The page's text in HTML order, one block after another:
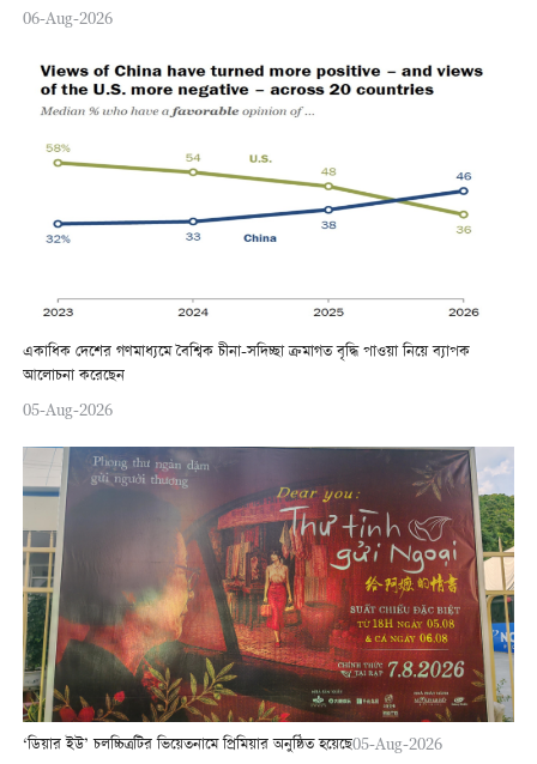
06-Aug-2026
একাধিক দেশের গণমাধ্যমে বৈশ্বিক চীনা-সদিচ্ছা ক্রমাগত বৃদ্ধি পাওয়া নিয়ে ব্যাপক
আলোচনা করেছেন
05-Aug-2026
‘ডিয়ার ইউ’ চলচ্চিত্রটির ভিয়েতনামে প্রিমিয়ার অনুষ্ঠিত হয়েছে05-Aug-2026